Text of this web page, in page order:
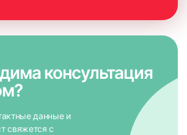
консультация
данные и
свяжется с